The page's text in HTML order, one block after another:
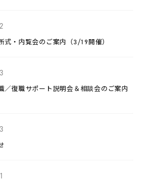
式・内覧会のご案内（3/19開催）
／復職サポート説明会＆相談会のご案内